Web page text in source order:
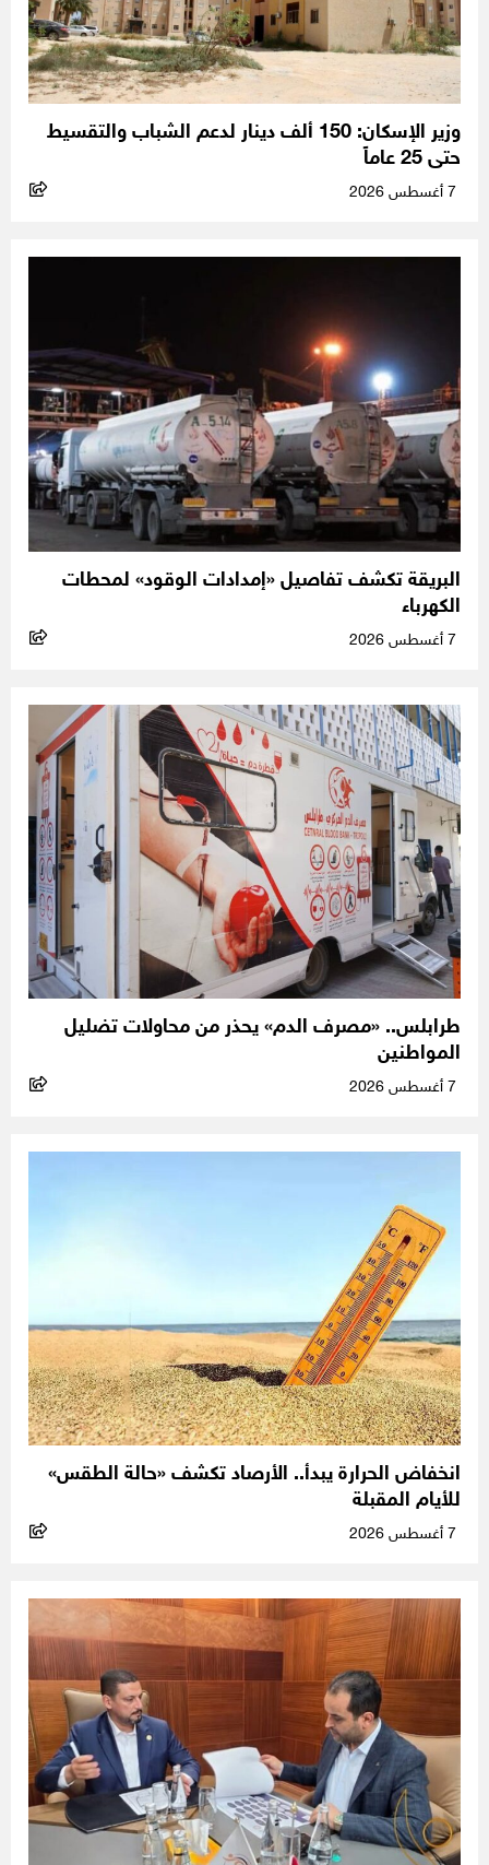
وزير الإسكان: 150 ألف دينار لدعم الشباب والتقسيط
حتى 25 عاماً
البريقة تكشف تفاصيل «إمدادات الوقود» لمحطات
الكهرباء
طرابلس.. «مصرف الدم» يحذر من محاولات تضليل
المواطنين
انخفاض الحرارة يبدأ.. الأرصاد تكشف «حالة الطقس»
للأيام المقبلة